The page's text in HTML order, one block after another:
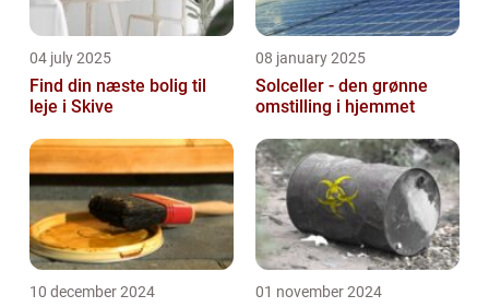
04 july 2025
Find din næste bolig til
leje i Skive
08 january 2025
Solceller - den grønne
omstilling i hjemmet
10 december 2024 01 november 2024